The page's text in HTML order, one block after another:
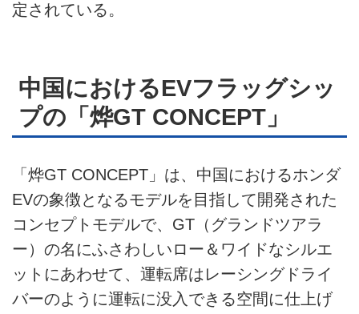
定されている。
中国におけるEVフラッグシッ
プの「烨GT CONCEPT」
「烨GT CONCEPT」は、中国におけるホンダ
EVの象徴となるモデルを目指して開発された
コンセプトモデルで、GT（グランドツアラ
ー）の名にふさわしいロー＆ワイドなシルエ
ットにあわせて、運転席はレーシングドライ
バーのように運転に没入できる空間に仕上げ